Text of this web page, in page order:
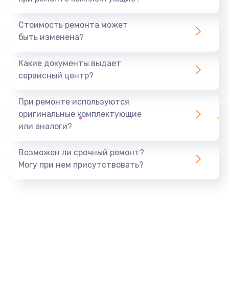
1440 руб.
Ремонт южного моста
Замена батарейки BIOS
Заказать
Стоимость ремонта может
быть изменена?
Какие документы выдает
сервисный центр?
При ремонте используются
оригинальные комплектующие
или аналоги?
Возможен ли срочный ремонт?
Могу при нем присутствовать?